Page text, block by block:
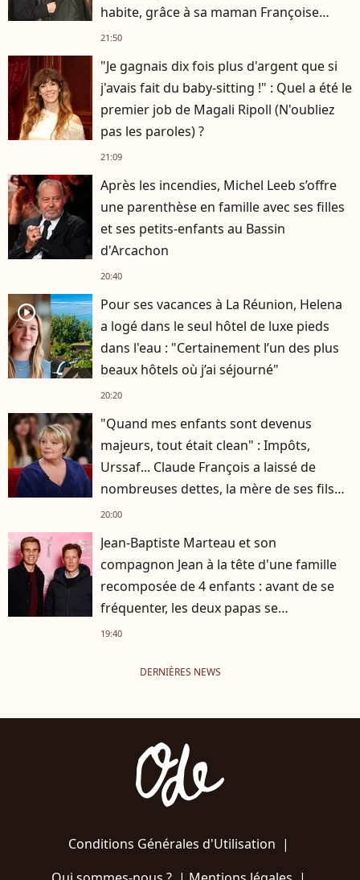
habite, grâce à sa maman Françoise
Hardy
21:50
"Je gagnais dix fois plus d'argent que si
j'avais fait du baby-sitting !" : Quel a été le
premier job de Magali Ripoll (N'oubliez
pas les paroles) ?
21:09
Après les incendies, Michel Leeb s’offre
une parenthèse en famille avec ses filles
et ses petits-enfants au Bassin
d'Arcachon
20:40
player2
Pour ses vacances à La Réunion, Helena
a logé dans le seul hôtel de luxe pieds
dans l'eau : "Certainement l’un des plus
beaux hôtels où j’ai séjourné"
20:20
"Quand mes enfants sont devenus
majeurs, tout était clean" : Impôts,
Urssaf... Claude François a laissé de
nombreuses dettes, la mère de ses fils
s'est occupée de tout
20:00
Jean-Baptiste Marteau et son
compagnon Jean à la tête d'une famille
recomposée de 4 enfants : avant de se
fréquenter, les deux papas se
connaissaient depuis des années
19:40
DERNIÈRES NEWS
Conditions Générales d'Utilisation |